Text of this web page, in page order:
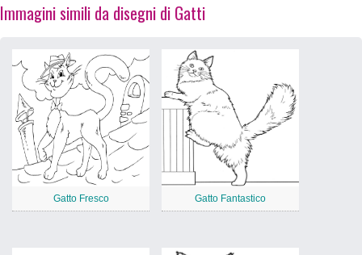
Immagini simili da disegni di Gatti
Gatto Fresco Gatto Fantastico